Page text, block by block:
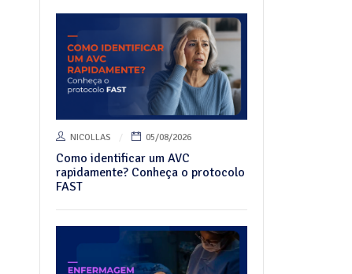
NICOLLAS 05/08/2026
Como identificar um AVC
rapidamente? Conheça o protocolo
FAST